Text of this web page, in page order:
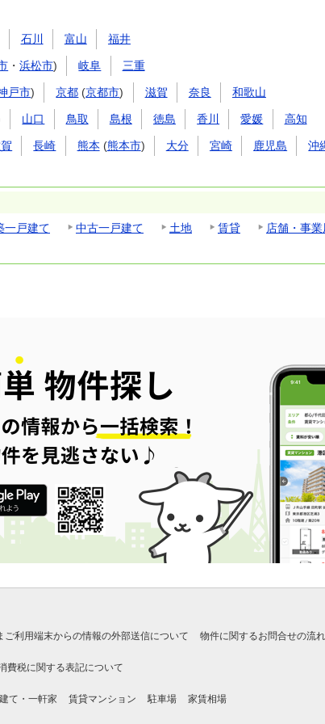
石川 富山 福井
・浜松市) 岐阜 三重
戸市) 京都 (京都市) 滋賀 奈良 和歌山
山口 鳥取 島根 徳島 香川 愛媛 高知
長崎 熊本 (熊本市) 大分 宮崎 鹿児島 沖
一戸建て 中古一戸建て 土地 賃貸
店舗・事業
ご利用端末からの情報の外部送信について 物件に関するお問合せの流れ
費税に関する表記について
て・一軒家 賃貸マンション 駐車場 家賃相場